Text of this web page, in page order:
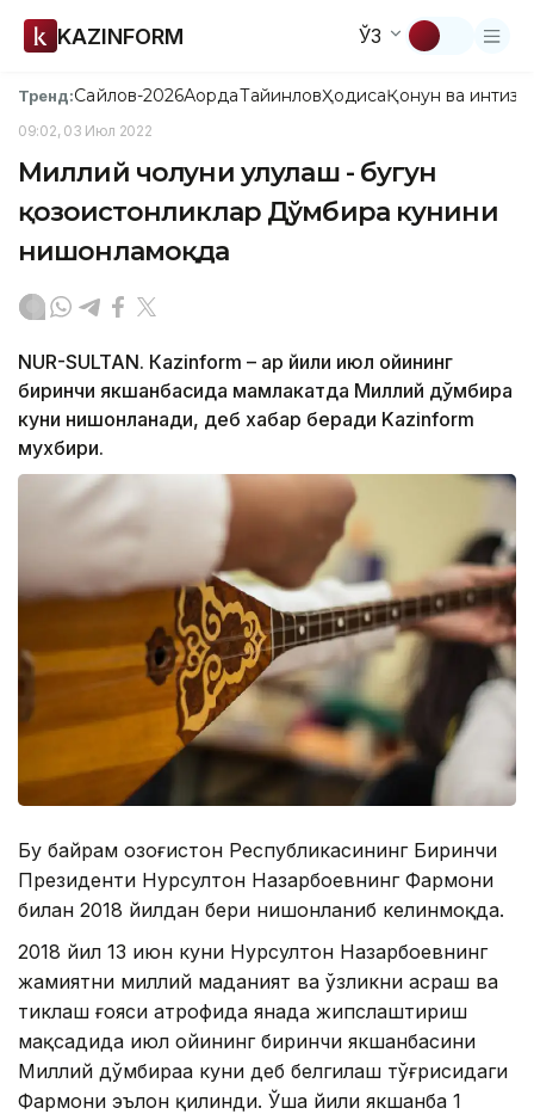
KAZINFORM ЎЗ
Тренд:Сайлов-2026АқордаТайинловҲодисаҚонун ва
09:02, 03 Июл 2022
Миллий чолғуни улуғлаш - бугун
қозоғистонликлар Дўмбира кунини
нишонламоқда
NUR-SULTAN. Кazinform – Ҳар йили июл ойининг
биринчи якшанбасида мамлакатда Миллий дўмбира
куни нишонланади, деб хабар беради Kazinform
мухбири.
Бу байрам Қозоғистон Республикасининг Биринчи
Президенти Нурсултон Назарбоевнинг Фармони
билан 2018 йилдан бери нишонланиб келинмоқда.
2018 йил 13 июн куни Нурсултон Назарбоевнинг
жамиятни миллий маданият ва ўзликни асраш ва
тиклаш ғояси атрофида янада жипслаштириш
мақсадида июл ойининг биринчи якшанбасини
Миллий дўмбираа куни деб белгилаш тўғрисидаги
Фармони эълон қилинди. Ўша йили якшанба 1